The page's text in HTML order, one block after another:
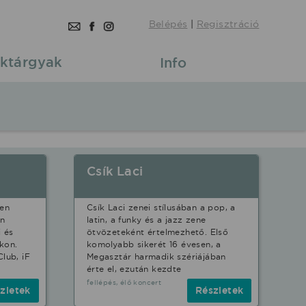
Belépés | Regisztráció
Info
és
iF
Csík Laci
Csík Laci zenei stílusában a pop, a
latin, a funky és a jazz zene
ötvözeteként értelmezhető. Első
komolyabb sikerét 16 évesen, a
Megasztár harmadik szériájában
érte el, ezután kezdte
fellépés, élő koncert
Részletek